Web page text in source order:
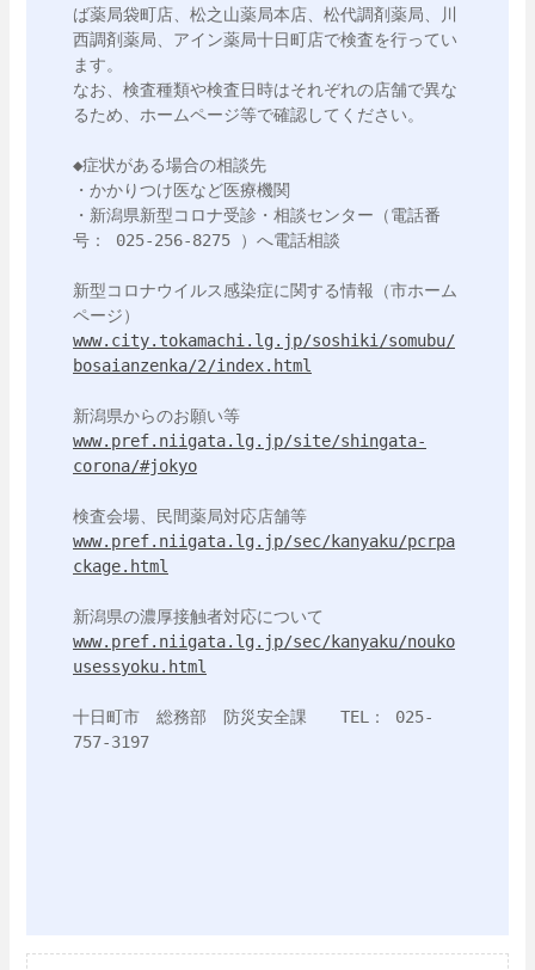
ば薬局袋町店、松之山薬局本店、松代調剤薬局、川
西調剤薬局、アイン薬局十日町店で検査を行ってい
ます。
なお、検査種類や検査日時はそれぞれの店舗で異な
るため、ホームページ等で確認してください。
◆症状がある場合の相談先
・かかりつけ医など医療機関
・新潟県新型コロナ受診・相談センター（電話番
号： 025-256-8275 ）へ電話相談
新型コロナウイルス感染症に関する情報（市ホーム
www.city.tokamachi.lg.jp/soshiki/somubu/
bosaianzenka/2/index.html
www.pref.niigata.lg.jp/site/shingata-
corona/#jokyo
www.pref.niigata.lg.jp/sec/kanyaku/pcrpa
ckage.html
www.pref.niigata.lg.jp/sec/kanyaku/nouko
usessyoku.html
十日町市　総務部　防災安全課　　TEL： 025-
757-3197